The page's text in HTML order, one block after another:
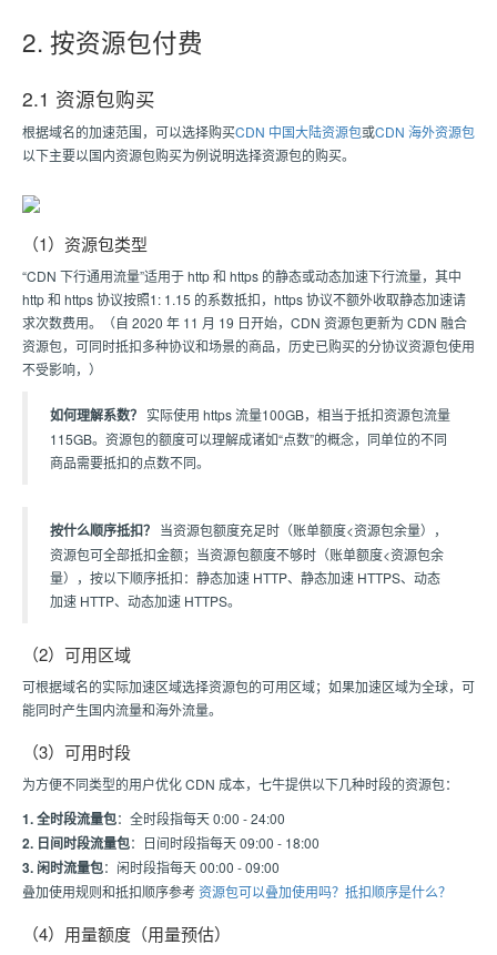
2. 按资源包付费
2.1 资源包购买
根据域名的加速范围，可以选择购买CDN 中国大陆资源包或CDN 海外资源包
以下主要以国内资源包购买为例说明选择资源包的购买。
（1）资源包类型
“CDN 下行通用流量”适用于 http 和 https 的静态或动态加速下行流量，其中
http 和 https 协议按照1: 1.15 的系数抵扣，https 协议不额外收取静态加速请
求次数费用。（自 2020 年 11 月 19 日开始，CDN 资源包更新为 CDN 融合
资源包，可同时抵扣多种协议和场景的商品，历史已购买的分协议资源包使用
不受影响，）
如何理解系数？ 实际使用 https 流量100GB，相当于抵扣资源包流量
115GB。资源包的额度可以理解成诸如“点数”的概念，同单位的不同
商品需要抵扣的点数不同。
按什么顺序抵扣？ 当资源包额度充足时（账单额度<资源包余量），
资源包可全部抵扣金额；当资源包额度不够时（账单额度<资源包余
量），按以下顺序抵扣：静态加速 HTTP、静态加速 HTTPS、动态
加速 HTTP、动态加速 HTTPS。
（2）可用区域
可根据域名的实际加速区域选择资源包的可用区域；如果加速区域为全球，可
能同时产生国内流量和海外流量。
（3）可用时段
为方便不同类型的用户优化 CDN 成本，七牛提供以下几种时段的资源包：
1. 全时段流量包：全时段指每天 0:00 - 24:00
2. 日间时段流量包：日间时段指每天 09:00 - 18:00
3. 闲时流量包：闲时段指每天 00:00 - 09:00
叠加使用规则和抵扣顺序参考资源包可以叠加使用吗？抵扣顺序是什么？
（4）用量额度（用量预估）